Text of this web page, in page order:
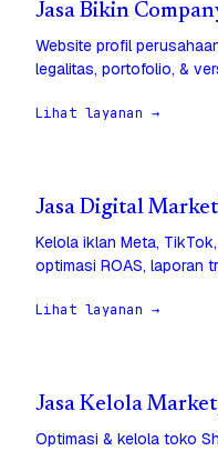
Jasa Bikin
Website profil
legalitas, portofolio, &
Lihat layanan →
Jasa Digital
Kelola iklan Meta,
optimasi ROAS, laporan
Lihat layanan →
Jasa Kelola
Optimasi & kelola toko